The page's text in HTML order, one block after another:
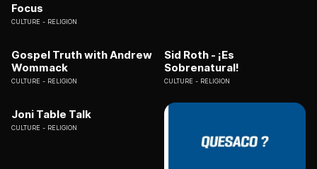
Focus
CULTURE RELIGION
Gospel Truth with Andrew
Wommack
CULTURE RELIGION
Sid Roth - ¡Es
Sobrenatural!
CULTURE RELIGION
Joni Table Talk
CULTURE RELIGION